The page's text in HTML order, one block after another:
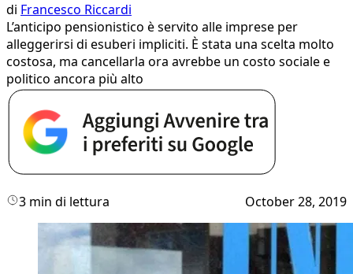
di Francesco Riccardi
L’anticipo pensionistico è servito alle imprese per
alleggerirsi di esuberi impliciti. È stata una scelta molto
costosa, ma cancellarla ora avrebbe un costo sociale e
politico ancora più alto
3 min di lettura October 28, 2019